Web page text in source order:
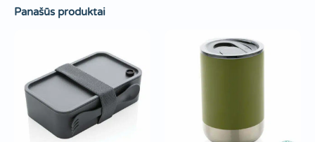
Panašūs produktai